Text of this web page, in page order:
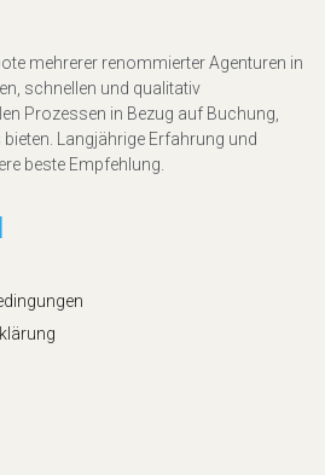
mehrerer renommierter Agenturen in
schnellen und qualitativ
Prozessen in Bezug auf Buchung,
Langjährige Erfahrung und
beste Empfehlung.